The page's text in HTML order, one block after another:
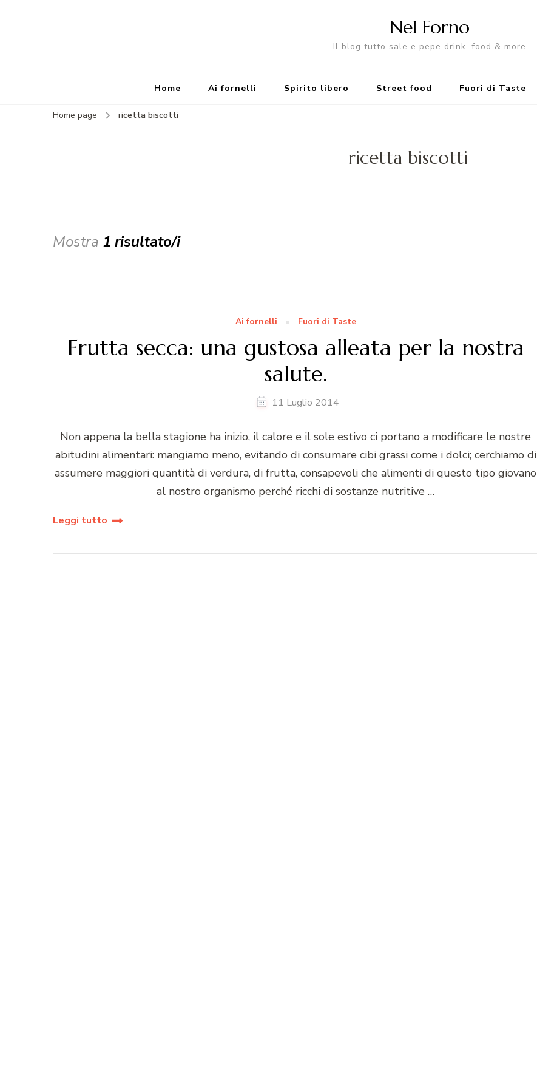
Nel Forno
Il blog tutto sale e pepe drink, food & more
Home Ai fornelli Spirito libero Street food Fuori di Taste
Home page ricetta biscotti
ricetta biscotti
Mostra 1 risultato/i
Ai fornelli Fuori di Taste
Frutta secca: una gustosa alleata per la nostra
salute.
11 Luglio 2014
Non appena la bella stagione ha inizio, il calore e il sole estivo ci portano a modificare le nostre
abitudini alimentari: mangiamo meno, evitando di consumare cibi grassi come i dolci; cerchiamo di
assumere maggiori quantità di verdura, di frutta, consapevoli che alimenti di questo tipo giovano
al nostro organismo perché ricchi di sostanze nutritive …
Leggi tutto